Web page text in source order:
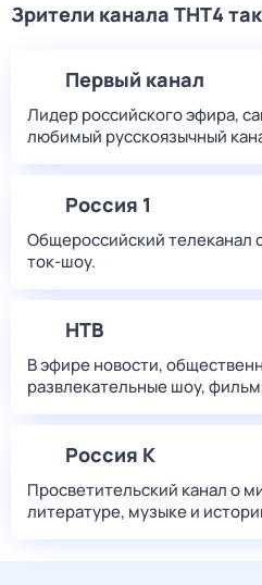
Зрители канала ТНТ4
Первый канал
Лидер российского эфира,
любимый русскоязычный
Россия 1
Общероссийский телеканал
ток-шоу.
НТВ
В эфире новости,
развлекательные шоу,
Россия К
Просветительский канал о
литературе, музыке и